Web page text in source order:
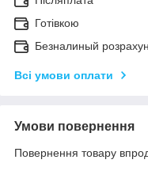
Готівкою
Безналиный
Всі умови оплати
Умови повернення
Повернення товару